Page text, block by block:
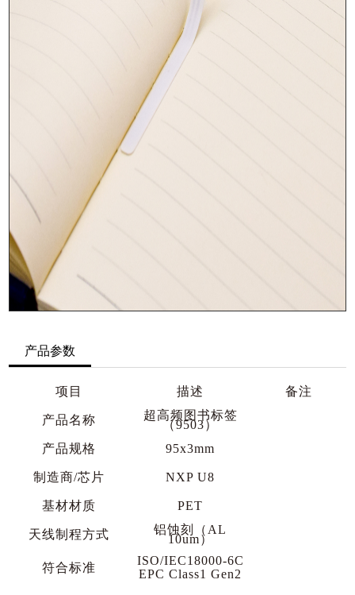
产品参数
项目 描述 备注
产品名称 超高频图书标签
（9503）
产品规格
95x3mm
制造商/芯片 NXP U8
基材材质 PET
天线制程方式 铝蚀刻（ AL
10um）
符合标准
ISO/IEC18000-6C
EPC Class1 Gen2